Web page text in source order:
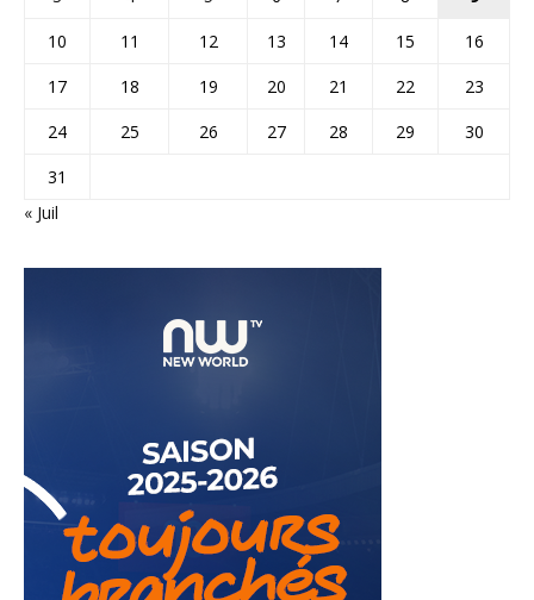
10
11 12 13 14 15
16
17
18 19 20 21 22
23
24
25 26 27 28 29
30
31
« Juil